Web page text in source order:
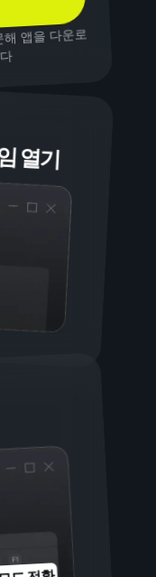
앱을 다운로
열기